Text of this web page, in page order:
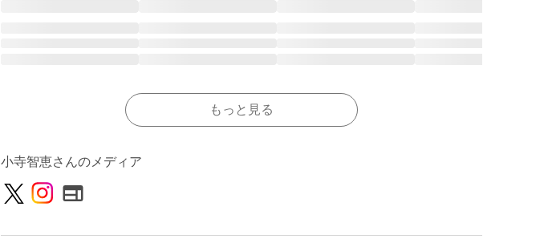
もっと見る
小寺智恵さんのメディア